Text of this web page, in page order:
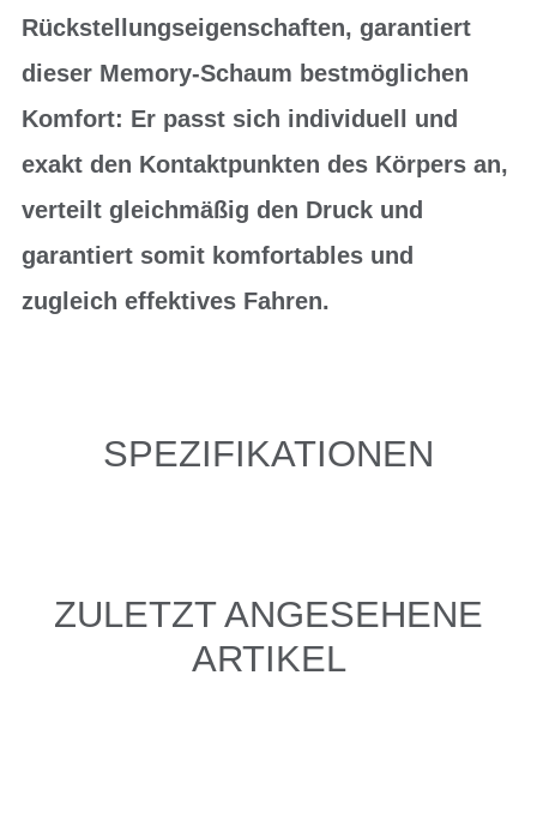
Rückstellungseigenschaften, garantiert
dieser Memory-Schaum bestmöglichen
Komfort: Er passt sich individuell und
exakt den Kontaktpunkten des Körpers an,
verteilt gleichmäßig den Druck und
garantiert somit komfortables und
zugleich effektives Fahren.
SPEZIFIKATIONEN
ZULETZT ANGESEHENE
ARTIKEL